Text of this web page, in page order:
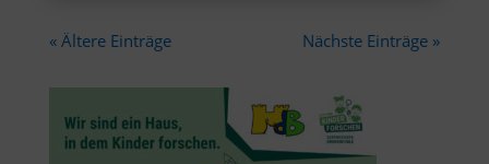
« Ältere Einträge Nächste Einträge »